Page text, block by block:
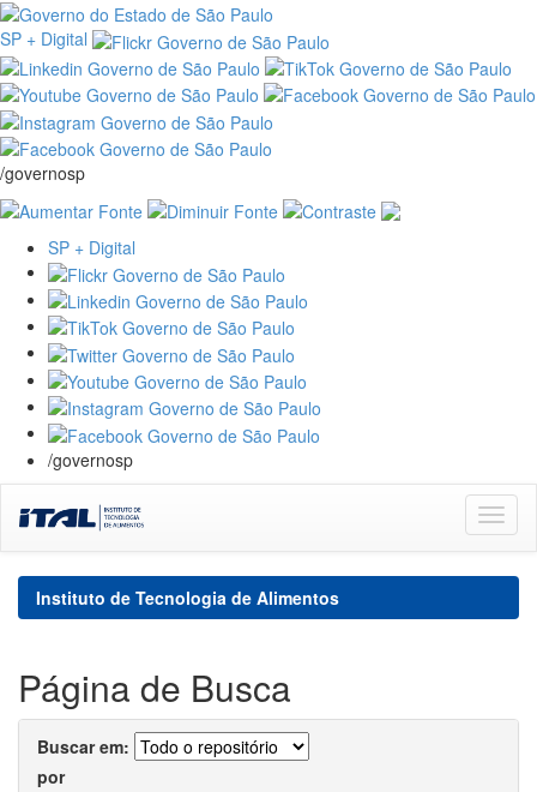
SP + Digital
/governosp
SP + Digital
/governosp
navigation
Instituto de Tecnologia de Alimentos
Página de Busca
Buscar em:
por